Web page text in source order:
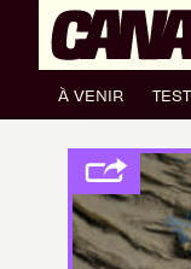
À VENIR